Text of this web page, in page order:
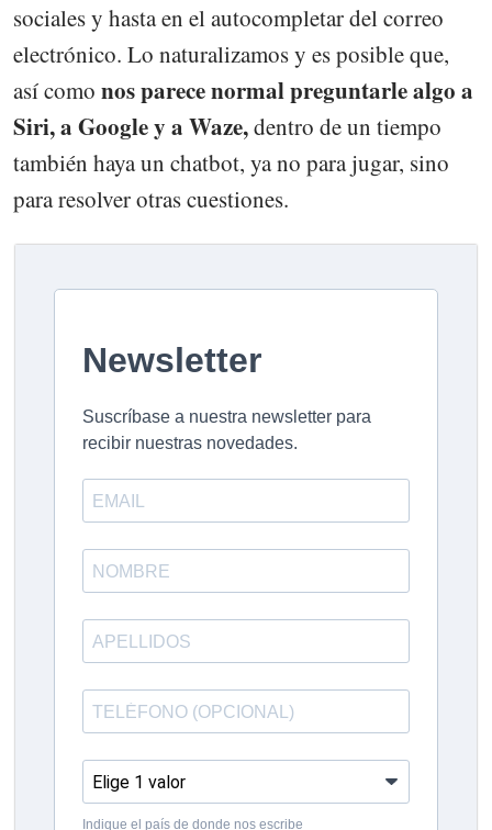
sociales y hasta en el autocompletar del correo
electrónico. Lo naturalizamos y es posible que,
así como nos parece normal preguntarle algo a
Siri, a Google y a Waze,dentro de un tiempo
también haya un chatbot, ya no para jugar, sino
para resolver otras cuestiones.